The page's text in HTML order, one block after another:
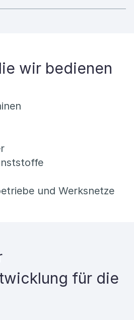
wir bedienen
und Werksnetze
für die